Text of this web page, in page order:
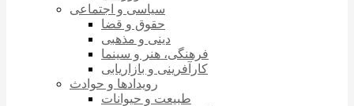
سیاسی و اجتماعی
حقوق و قضا
دینی و مذهبی
فرهنگی، هنر و سینما
کارآفرینی و بازاریابی
رویدادها و حوادث
طبیعت و حیوانات